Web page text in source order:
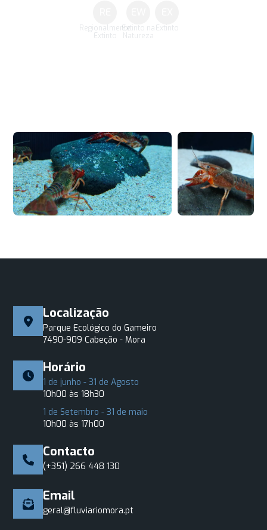
Regionalmente
Extinto
Extinto na
Natureza
Extinto
Localização
Parque Ecológico do Gameiro
7490-909 Cabeção - Mora
Horário
1 de junho - 31 de Agosto
10h00 às 18h30
1 de Setembro - 31 de maio
10h00 às 17h00
Contacto
(+351) 266 448 130
Email
geral@fluviariomora.pt